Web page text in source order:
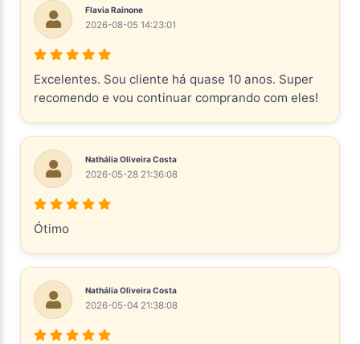
Flavia Rainone
2026-08-05 14:23:01
Excelentes. Sou cliente há quase 10 anos. Super
recomendo e vou continuar comprando com eles!
Nathália Oliveira Costa
2026-05-28 21:36:08
Ótimo
Nathália Oliveira Costa
2026-05-04 21:38:08